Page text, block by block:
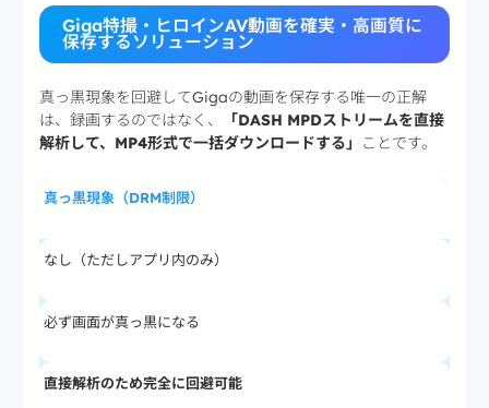
Giga特撮・ヒロインAV動画を確実・高画質に
保存するソリューション
真っ黒現象を回避してGigaの動画を保存する唯一の正解
は、録画するのではなく、
「DASH MPDストリームを直接
解析して、MP4形式で一括ダウンロードする」 ことです。
真っ黒現象（DRM制限）
なし（ただしアプリ内のみ）
必ず画面が真っ黒になる
直接解析のため完全に回避可能